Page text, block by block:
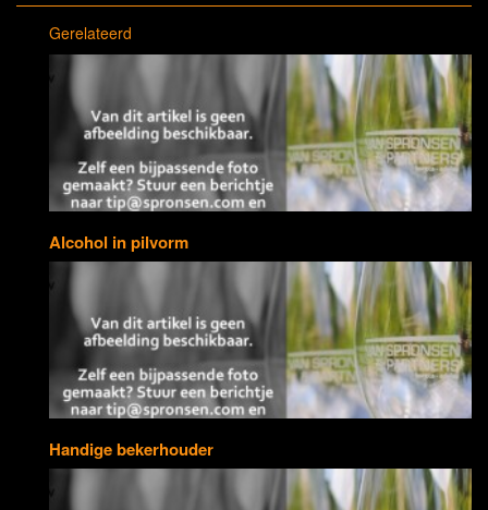
Gerelateerd
Alcohol in pilvorm
Handige bekerhouder